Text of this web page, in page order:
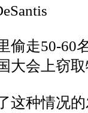
偷走50-60
大会上窃
这种情况